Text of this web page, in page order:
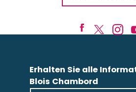
Erhalten Sie alle
Blois Chambord